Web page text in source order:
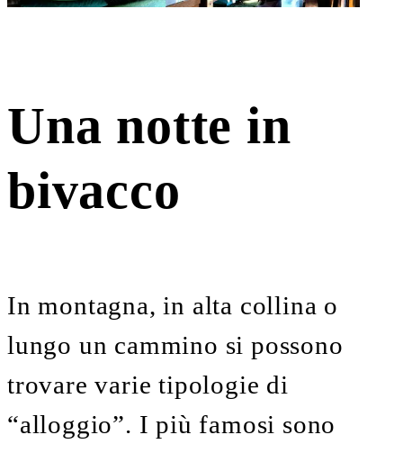
Una notte in
bivacco
In montagna, in alta collina o
lungo un cammino si possono
trovare varie tipologie di
“alloggio”. I più famosi sono